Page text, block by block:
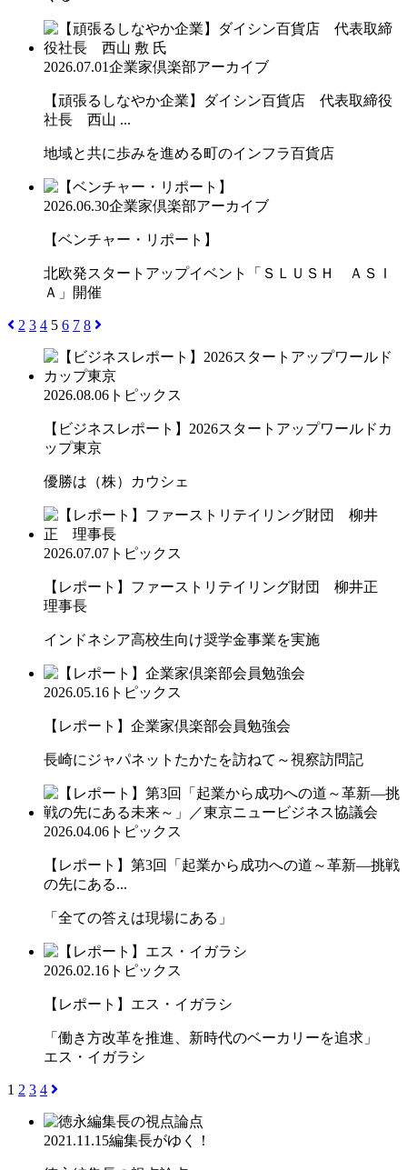
2026.07.01企業家倶楽部アーカイブ
【頑張るしなやか企業】ダイシン百貨店 代表取締役
社長 西山 ...
地域と共に歩みを進める町のインフラ百貨店
2026.06.30企業家倶楽部アーカイブ
【ベンチャー・リポート】
北欧発スタートアップイベント「ＳＬＵＳＨ ＡＳＩ
Ａ」開催
2 3 4 5 6 7 8
2026.08.06 トピックス
【ビジネスレポート】2026スタートアップワールドカ
ップ東京
優勝は（株）カウシェ
2026.07.07 トピックス
【レポート】ファーストリテイリング財団 柳井正
理事長
インドネシア高校生向け奨学金事業を実施
2026.05.16 トピックス
【レポート】企業家倶楽部会員勉強会
長崎にジャパネットたかたを訪ねて～視察訪問記
2026.04.06 トピックス
【レポート】第3回「起業から成功への道～革新―挑戦
の先にある...
「全ての答えは現場にある」
2026.02.16 トピックス
【レポート】エス・イガラシ
「働き方改革を推進、新時代のベーカリーを追求」
エス・イガラシ
1 2 3 4
2021.11.15編集長がゆく！